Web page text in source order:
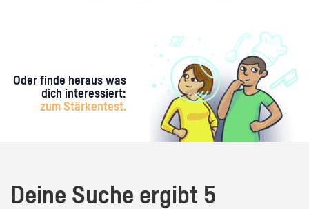
Oder finde heraus was
dich interessiert:
zum Stärkentest.
Deine Suche ergibt 5